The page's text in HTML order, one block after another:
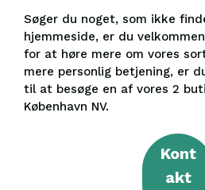
Søger du noget, som ikke
hjemmeside, er du
for at høre mere om vores
mere personlig betjening, er
til at besøge en af vores 2
København NV.
Kont
akt